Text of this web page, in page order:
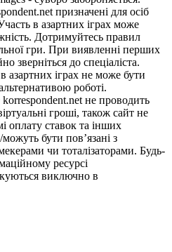
призначені для осіб
в азартних іграх може
Дотримуйтесь правил
гри. При виявленні перших
зверніться до спеціаліста.
азартних іграх не може бути
роботі.
не проводить
гроші, також сайт не
оплату ставок та інших
можуть бути пов’язані з
чи тоталізаторами. Будь-
ресурсі
виключно в